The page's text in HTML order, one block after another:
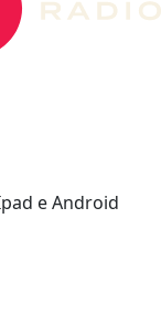
e Android